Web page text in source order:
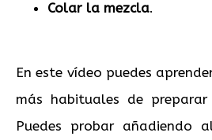
Colar la mezcla.
En este vídeo puedes
más habituales de
Puedes probar añadiendo